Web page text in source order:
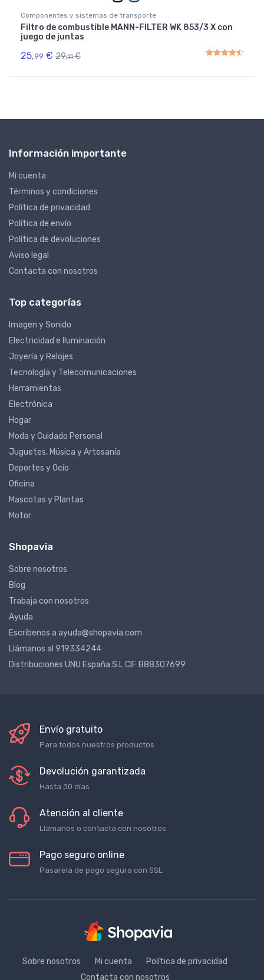
Componentes y sistemas de transporte
Filtro de combustible MANN-FILTER WK 853/3 X con
juego de juntas
25, 99 € 29, 11 €
Rated4.50out of 5
Información importante
Mi cuenta
Términos y condiciones
Política de privacidad
Política de envío
Política de devoluciones
Aviso legal
Contacta con nosotros
Top categorías
Imagen y Sonido
Electricidad e Iluminación
Joyería y Relojes
Tecnología y Telecomunicaciones
Herramientas
Electrónica
Hogar
Moda y Cuidado Personal
Juguetes, Música y Artesanía
Deportes y Ocio
Oficina
Mascotas y Plantas
Motor
Shopavia
Sobre nosotros
Blog
Trabaja con nosotros
Ayuda
Escríbenos a ayuda@shopavia.com
Llámanos al 919334244
Distribuciones UNU España S.L CIF B88307699
Envío gratuito
Para todos nuestros productos
Devolución garantizada
Hasta 30 días
Atención al cliente
Llámanos o contacta con nosotros
Pago seguro online
Pasarela de pago segura con SSL
Sobre nosotros Mi cuenta
Política de privacidad